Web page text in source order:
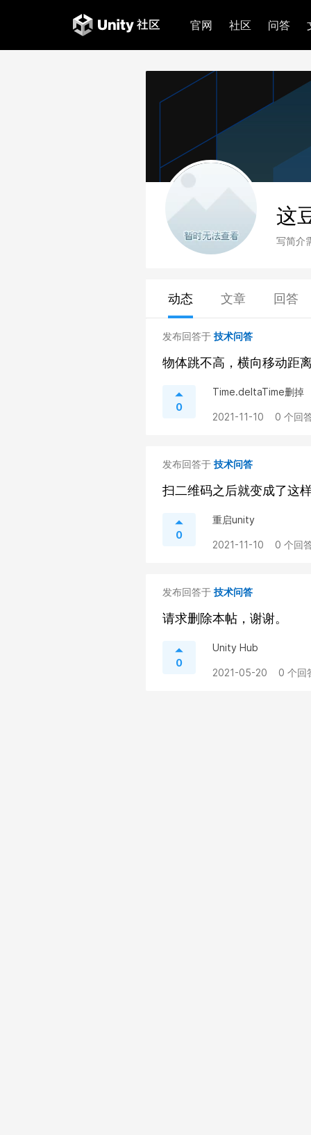
官网 社区 问答
这
写简介
动态 文章 回答
发布回答于 技术问答
物体跳不高，横向移动距
0
Time.deltaTime删掉
2021-11-10 0 个回
发布回答于 技术问答
扫二维码之后就变成了这
0
重启unity
2021-11-10 0 个回
发布回答于 技术问答
请求删除本帖，谢谢。
0
Unity Hub
2021-05-20 0 个回